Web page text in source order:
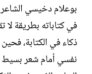
بوعلام دخيسي
في كتاباته بطريقة لا
ذكاء في الكتابة،
نفسي أمام شعر بسيط